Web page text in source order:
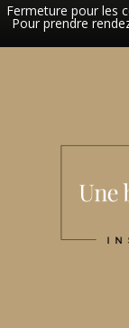
Fermeture pour les
Pour prendre